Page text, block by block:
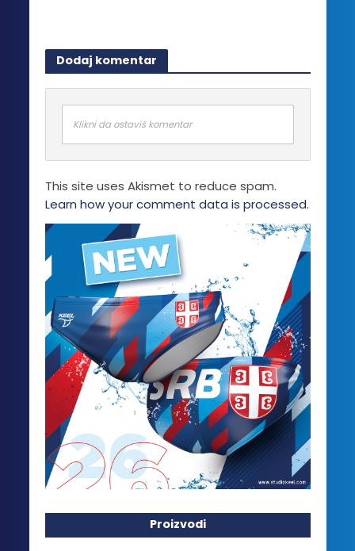
Dodaj komentar
Klikni da ostaviš komentar
This site uses Akismet to reduce spam.
Learn how your comment data is processed.
Proizvodi